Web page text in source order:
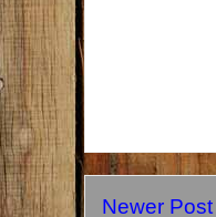
Newer Post